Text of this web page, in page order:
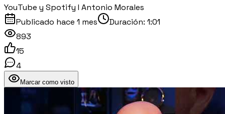
YouTube y Spotify I Antonio Morales
Publicado hace 1 mes Duración: 1:01
893
15
4
Marcar como visto